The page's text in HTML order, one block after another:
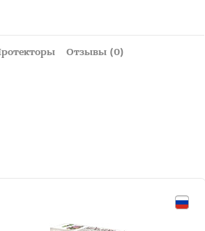
Отзывы (0)